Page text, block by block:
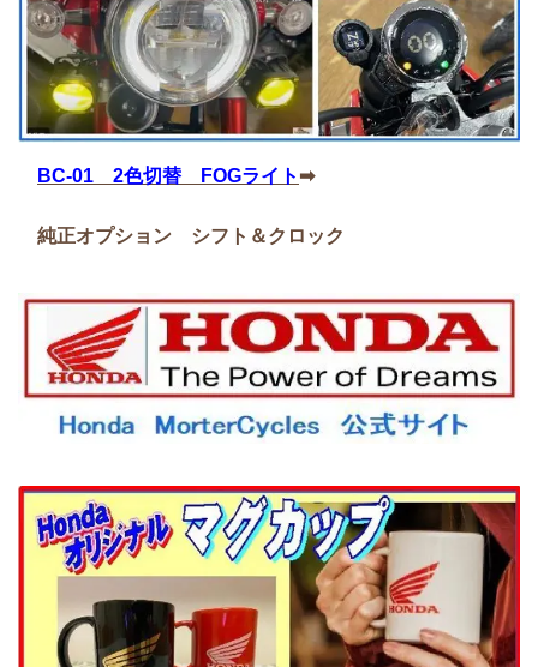
BC-01 2色切替 FOGライト ➡
純正オプション シフト＆クロック